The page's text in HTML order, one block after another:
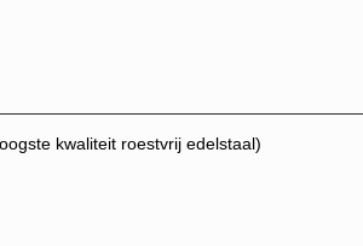
kwaliteit roestvrij edelstaal)